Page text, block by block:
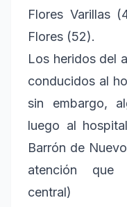
Flores Varillas
Flores (52).
Los heridos del
conducidos al
sin embargo,
luego al
Barrón de
atención que
central)